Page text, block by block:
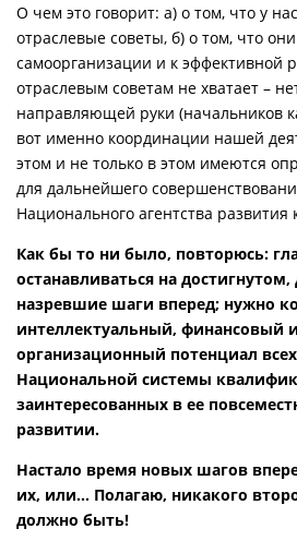
О чем это говорит: а) о том, что у
отраслевые советы, б) о том, что
самоорганизации и к эффективной
отраслевым советам не хватает –
направляющей руки (начальников
вот именно координации нашей
этом и не только в этом имеются
для дальнейшего
Национального агентства
Как бы то ни было, повторюсь:
останавливаться на достигнутом,
назревшие шаги вперед; нужно
интеллектуальный, финансовый
организационный потенциал
Национальной системы
заинтересованных в ее
развитии.
Настало время новых шагов
их, или… Полагаю, никакого
должно быть!